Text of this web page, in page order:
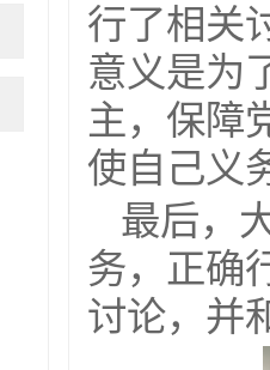
行了相关
意义是为
主，保障
使自己义
最后，
务，正确
讨论，并